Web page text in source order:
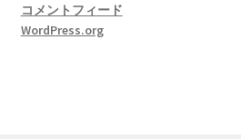
コメントフィード
WordPress.org